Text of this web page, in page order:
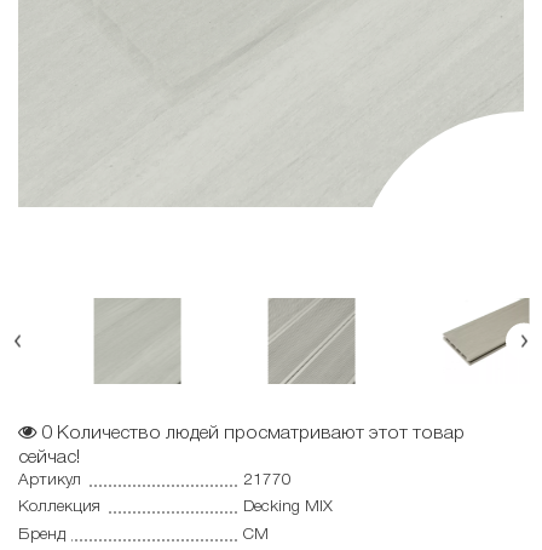
0 Количество людей просматривают этот товар
сейчас!
Артикул
21770
Коллекция
Decking MIX
Бренд
CM